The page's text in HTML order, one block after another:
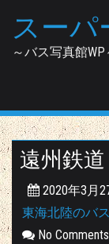
content
スーパ
～バス写真館WP
遠州鉄道
2020年3月
東海北陸のバス
No Comments